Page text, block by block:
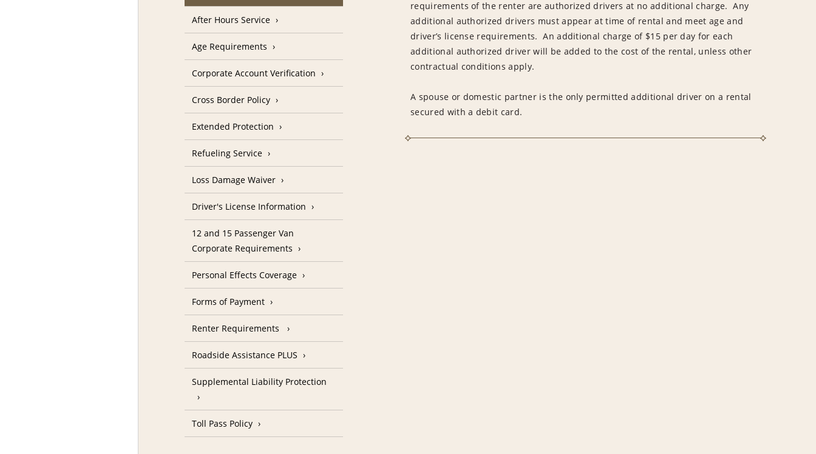
requirements of the renter are authorized drivers at no additional charge. Any
additional authorized drivers must appear at time of rental and meet age and
driver’s license requirements. An additional charge of $15 per day for each
additional authorized driver will be added to the cost of the rental, unless other
contractual conditions apply.
A spouse or domestic partner is the only permitted additional driver on a rental
secured with a debit card.
After Hours Service
Age Requirements
Corporate Account Verification
Cross Border Policy
Extended Protection
Refueling Service
Loss Damage Waiver
Driver's License Information
12 and 15 Passenger Van
Corporate Requirements
Personal Effects Coverage
Forms of Payment
Renter Requirements
Roadside Assistance PLUS
Supplemental Liability Protection
Toll Pass Policy